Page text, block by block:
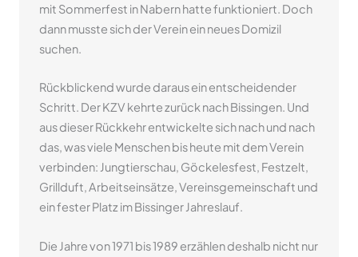
mit Sommerfest in Nabern hatte funktioniert. Doch
dann musste sich der Verein ein neues Domizil
suchen.
Rückblickend wurde daraus ein entscheidender
Schritt. Der KZV kehrte zurück nach Bissingen. Und
aus dieser Rückkehr entwickelte sich nach und nach
das, was viele Menschen bis heute mit dem Verein
verbinden: Jungtierschau, Göckelesfest, Festzelt,
Grillduft, Arbeitseinsätze, Vereinsgemeinschaft und
ein fester Platz im Bissinger Jahreslauf.
Die Jahre von 1971 bis 1989 erzählen deshalb nicht nur